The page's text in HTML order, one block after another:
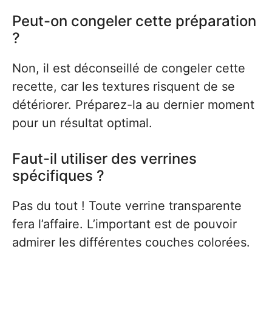
Peut-on congeler cette préparation
?
Non, il est déconseillé de congeler cette
recette, car les textures risquent de se
détériorer. Préparez-la au dernier moment
pour un résultat optimal.
Faut-il utiliser des verrines
spécifiques ?
Pas du tout ! Toute verrine transparente
fera l’affaire. L’important est de pouvoir
admirer les différentes couches colorées.